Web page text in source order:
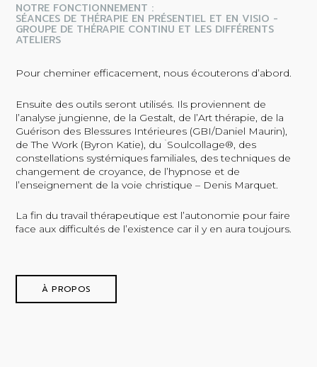
NOTRE FONCTIONNEMENT :
SÉANCES DE THÉRAPIE EN PRÉSENTIEL ET EN VISIO -
GROUPE DE THÉRAPIE CONTINU ET LES DIFFÉRENTS
ATELIERS
Pour cheminer efficacement, nous écouterons d’abord.
Ensuite des outils seront utilisés. Ils proviennent de
l’analyse jungienne, de la Gestalt, de l’Art thérapie, de la
Guérison des Blessures Intérieures (GBI/Daniel Maurin),
de The Work (Byron Katie), du ۤSoulcollage®, des
constellations systémiques familiales, des techniques de
changement de croyance, de l’hypnose et de
l’enseignement de la voie christique – Denis Marquet.
La fin du travail thérapeutique est l’autonomie pour faire
face aux difficultés de l’existence car il y en aura toujours.
À PROPOS